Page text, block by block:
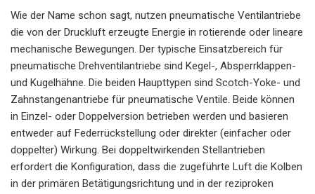
Wie der Name schon sagt, nutzen pneumatische Ventilantriebe
die von der Druckluft erzeugte Energie in rotierende oder lineare
mechanische Bewegungen. Der typische Einsatzbereich für
pneumatische Drehventilantriebe sind Kegel-, Absperrklappen-
und Kugelhähne. Die beiden Haupttypen sind Scotch-Yoke- und
Zahnstangenantriebe für pneumatische Ventile. Beide können
in Einzel- oder Doppelversion betrieben werden und basieren
entweder auf Federrückstellung oder direkter (einfacher oder
doppelter) Wirkung. Bei doppeltwirkenden Stellantrieben
erfordert die Konfiguration, dass die zugeführte Luft die Kolben
in der primären Betätigungsrichtung und in der reziproken